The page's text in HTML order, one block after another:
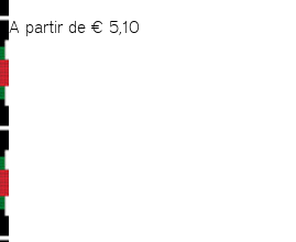
A partir de € 5,10